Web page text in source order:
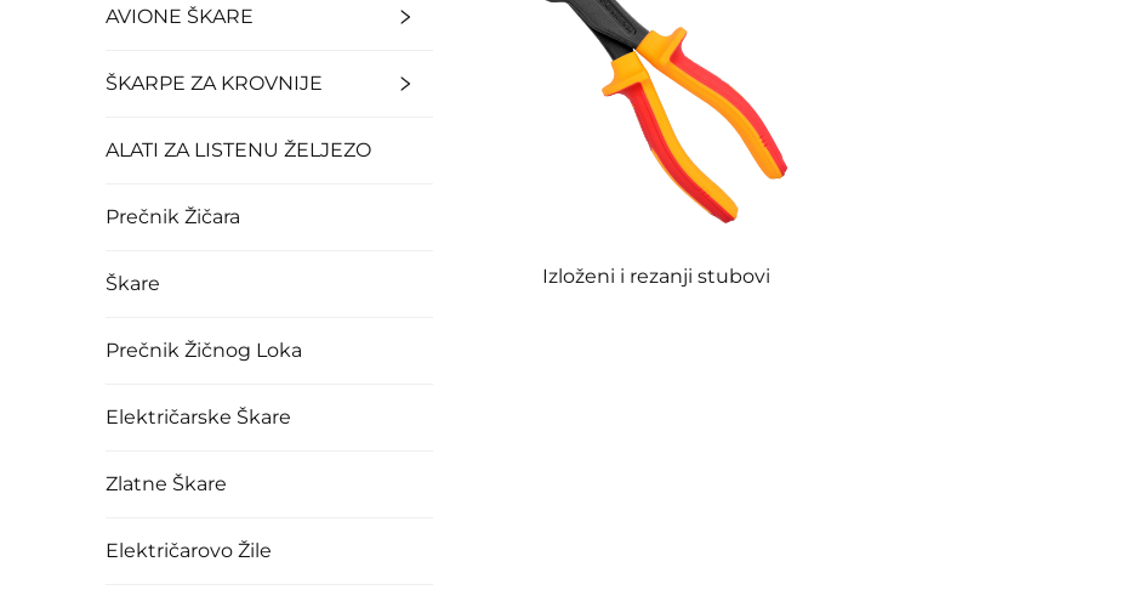
AVIONE ŠKARE
ŠKARPE ZA KROVNIJE
ALATI ZA LISTENU ŽELJEZO
Prečnik Žičara
Škare
Prečnik Žičnog Loka
Električarske Škare
Zlatne Škare
Električarovo Žile
Izloženi i rezanji stubovi